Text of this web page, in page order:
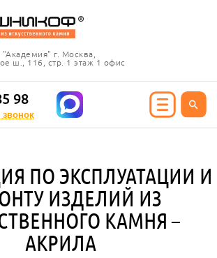
"Академия" г. Москва,
ш., 116, стр. 1 этаж 1 офис
98
звонок
98
ПО ЭКСПЛУАТАЦИИ И
ИЗДЕЛИЙ ИЗ
КАМНЯ –
АКРИЛА